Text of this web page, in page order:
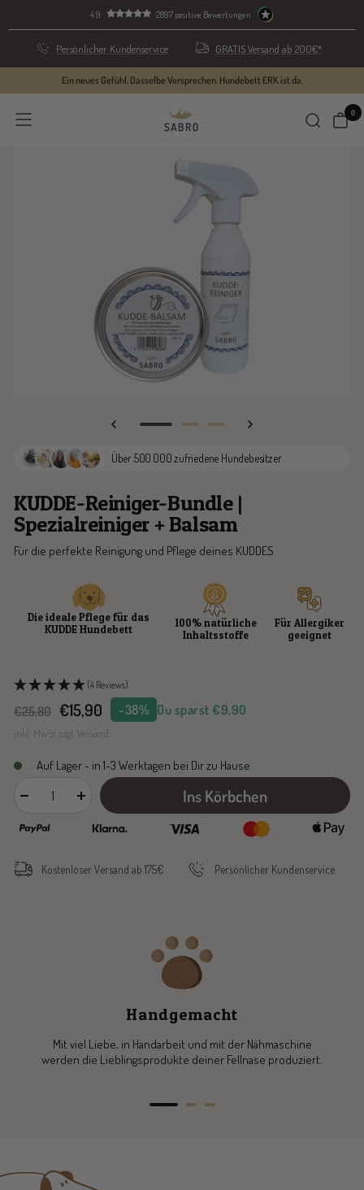
zum
4.9 2897 positive Bewertungen
GRATIS Versand ab 200€*
Persönlicher Kundenservice
Ein neues Gefühl. Dasselbe Versprechen. Hundebett ERK ist da.
Navigation
SABRO
GmbH
0
Slide
Slide
Slide
Über 500.000 zufriedene Hundebesitzer
KUDDE-Reiniger-Bundle |
Spezialreiniger + Balsam
Für die perfekte Reinigung und Pflege deines KUDDES
Die ideale Pflege für das
KUDDE Hundebett
100% natürliche
Inhaltsstoffe
Für Allergiker
geeignet
(4 Reviews)
Angebotspreis
€15,90
Regulärer
Preis
€25,80 Du sparst €9,90
-38%
inkl. MwSt zzgl. Versand
Auf Lager - in 1-3 Werktagen bei Dir zu Hause
verringern
Menge
erhöhen
Ins Körbchen
Kostenloser Versand ab 175€ Persönlicher Kundenservice
Handgemacht
Mit viel Liebe, in Handarbeit und mit der Nähmaschine
werden die Lieblingsprodukte deiner Fellnase produziert.